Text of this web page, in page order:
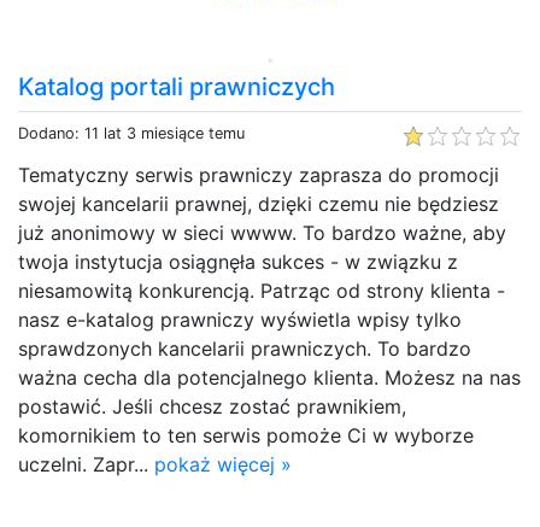
Katalog portali prawniczych
Dodano: 11 lat 3 miesiące temu
Tematyczny serwis prawniczy zaprasza do promocji
swojej kancelarii prawnej, dzięki czemu nie będziesz
już anonimowy w sieci wwww. To bardzo ważne, aby
twoja instytucja osiągnęła sukces - w związku z
niesamowitą konkurencją. Patrząc od strony klienta -
nasz e-katalog prawniczy wyświetla wpisy tylko
sprawdzonych kancelarii prawniczych. To bardzo
ważna cecha dla potencjalnego klienta. Możesz na nas
postawić. Jeśli chcesz zostać prawnikiem,
komornikiem to ten serwis pomoże Ci w wyborze
uczelni. Zapr... pokaż więcej »